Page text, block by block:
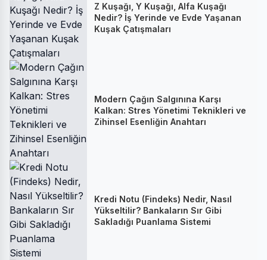
Z Kuşağı, Y Kuşağı, Alfa Kuşağı
Nedir? İş Yerinde ve Evde Yaşanan
Kuşak Çatışmaları
Modern Çağın Salgınına Karşı
Kalkan: Stres Yönetimi Teknikleri ve
Zihinsel Esenliğin Anahtarı
Kredi Notu (Findeks) Nedir, Nasıl
Yükseltilir? Bankaların Sır Gibi
Sakladığı Puanlama Sistemi